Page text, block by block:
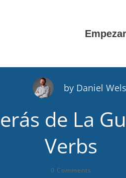
Empezar
by Daniel
de La
Verbs
0 Comments